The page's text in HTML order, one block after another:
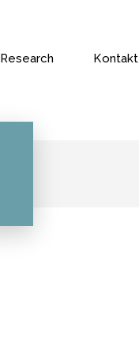
Research Kontakt